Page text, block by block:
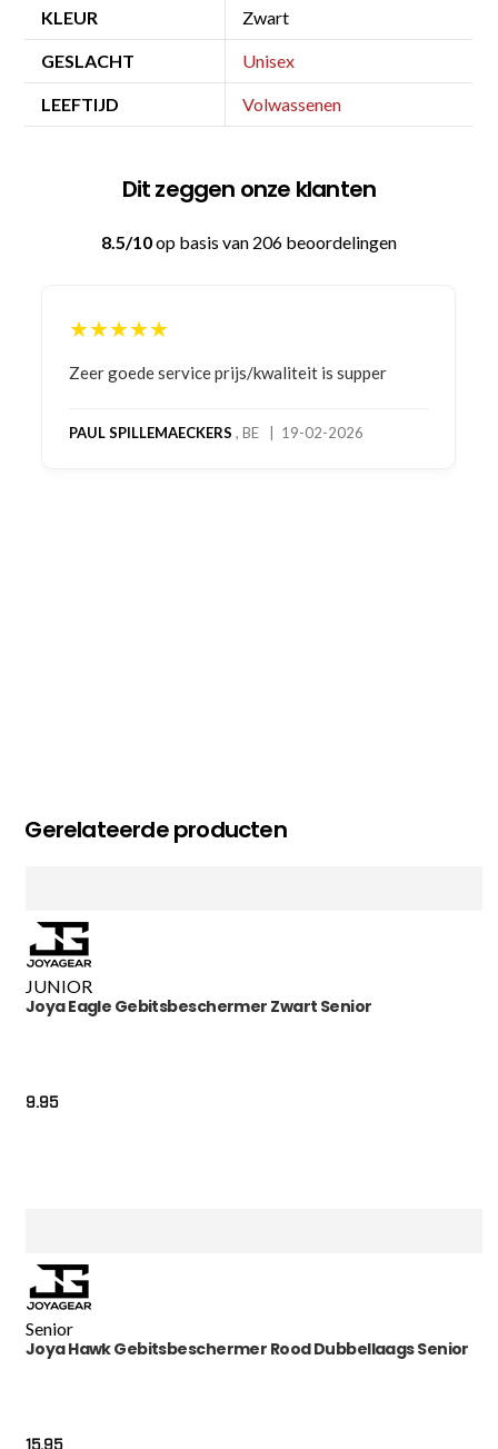
KLEUR Zwart
GESLACHT Unisex
LEEFTIJD Volwassenen
Dit zeggen onze klanten
8.5/10op basis van 206 beoordelingen
★★★★★
Bestelling gedaan vanwege goede prijzen en
bestelling al ontvangen met gifts, waardoor je
Gerelateerde producten
JUNIOR
Joya Eagle Gebitsbeschermer Zwart Senior
9.95
Senior
Joya Hawk Gebitsbeschermer Rood Dubbellaags Senior
15.95